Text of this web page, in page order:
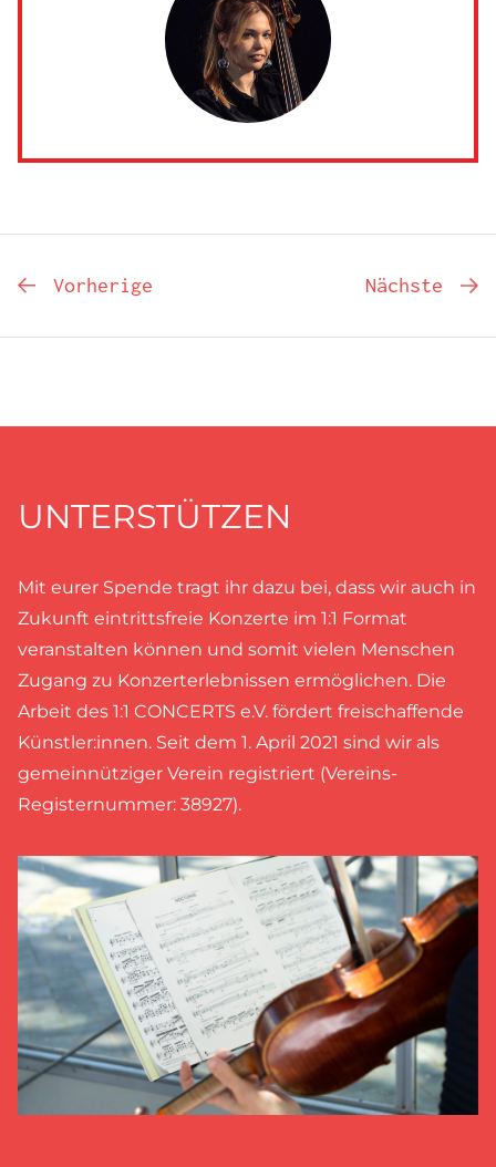
Vorherige Nächste
UNTERSTÜTZEN
Mit eurer Spende tragt ihr dazu bei, dass wir auch in
Zukunft eintrittsfreie Konzerte im 1:1 Format
veranstalten können und somit vielen Menschen
Zugang zu Konzerterlebnissen ermöglichen. Die
Arbeit des 1:1 CONCERTS e.V. fördert freischaffende
Künstler:innen. Seit dem 1. April 2021 sind wir als
gemeinnütziger Verein registriert (Vereins-
Registernummer: 38927).